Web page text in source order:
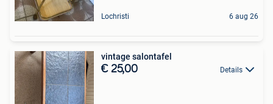
Lochristi 6 aug 26
vintage salontafel
€ 25,00 Details